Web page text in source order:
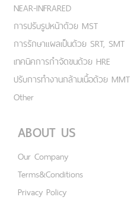
NEAR-INFRARED
การปรับรูปหน้าด้วย MST
การรักษาแผลเป็นด้วย SRT, SMT
เทคนิคการกำจัดขนด้วย HRE
ปรับการทำงานกล้ามเนื้อด้วย MMT
Other
ABOUT US
Our Company
Terms&Conditions
Privacy Policy